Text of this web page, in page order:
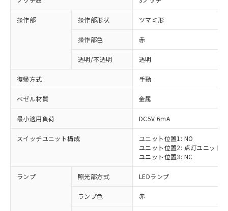
操作部 操作部形状 ツマミ形
操作部色 赤
透明/不透明 透明
復帰方式 手動
ベゼル材質 金属
最小適用負荷 DC5V 6mA
スイッチユニット構成
ユニット位置1: NO
ユニット位置2: 点灯ユニット
ユニット位置3: NC
ランプ 照光部方式 LEDランプ
ランプ色 赤